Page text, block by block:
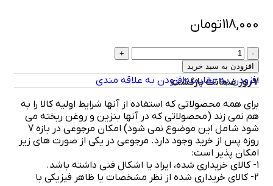
118,000تومان
افزودن به سبد خرید
افزودن به مقایسهافزودن به علاقه مندی
7 روز ضمانت بازگشت
برای همه محصولاتی که استفاده از آنها شرایط اولیه کالا را به
هم نمی زند (محصولاتی که در آنها بنزین و روغن ریخته می
شود شامل این موضوع نمی شود) امکان مرجوعی در بازه 7
روزه پس از خرید وجود دارد. مرجوعی در یکی از صورت های زیر
امکان پذیر است:
۱- کالای خریداری شده، ایراد یا اشکال فنی داشته باشد.
۲- کالای خریداری شده از نظر مشخصات یا ظاهر فیزیکی با